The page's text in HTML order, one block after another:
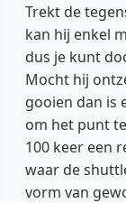
Trekt de
kan hij enkel
dus je kunt
Mocht hij
gooien dan is
om het punt
100 keer een
waar de
vorm van